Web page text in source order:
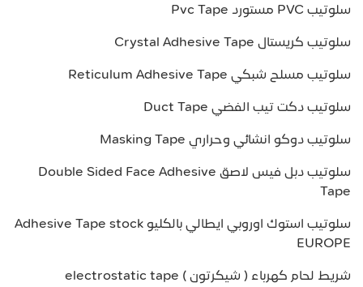
سلوتيب PVC مستورد Pvc Tape
سلوتيب كريستال Crystal Adhesive Tape
سلوتيب مسلح شبكي Reticulum Adhesive Tape
سلوتيب دكت تيب الفضي Duct Tape
سلوتيب دوكو انشائي وحراري Masking Tape
سلوتيب دبل فيس لاصق Double Sided Face Adhesive
Tape
سلوتيب استوك اوروبي ايطالي بالكليو Adhesive Tape stock
EUROPE
شريط لحام كهرباء ( شيكرتون ) electrostatic tape